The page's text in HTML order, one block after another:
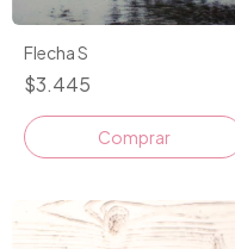
Flecha S
$3.445
Comprar